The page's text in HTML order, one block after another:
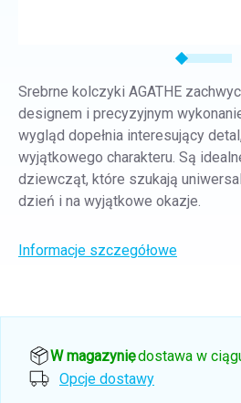
Srebrne kolczyki AGATHE
designem i precyzyjnym
wygląd dopełnia interesujący
wyjątkowego charakteru. Są
dziewcząt, które szukają
dzień i na wyjątkowe okazje.
Informacje szczegółowe
W magazynie, dostawa w
Opcje dostawy